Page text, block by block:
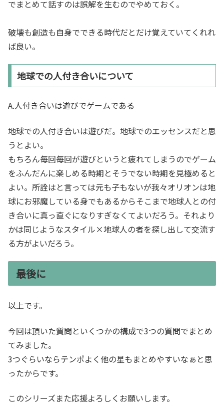
でまとめて話すのは誤解を生むのでやめておく。
破壊も創造も自身でできる時代だとだけ覚えていてくれれ
ば良い。
地球での人付き合いについて
A.人付き合いは遊びでゲームである
地球での人付き合いは遊びだ。地球でのエッセンスだと思
うとよい。
もちろん毎回毎回が遊びというと疲れてしまうのでゲーム
をふんだんに楽しめる時期とそうでない時期を見極めると
よい。所詮はと言っては元も子もないが我々オリオンは地
球にお邪魔している身でもあるからそこまで地球人との付
き合いに真っ直ぐになりすぎなくてよいだろう。それより
かは同じようなスタイル×地球人の者を探し出して交流す
る方がよいだろう。
最後に
以上です。
今回は頂いた質問といくつかの構成で3つの質問でまとめ
てみました。
3つぐらいならテンポよく他の星もまとめやすいなぁと思
ったからです。
このシリーズまた応援よろしくお願いします。